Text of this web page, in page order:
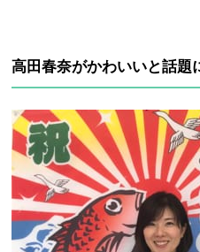
高田春奈がかわいいと話題